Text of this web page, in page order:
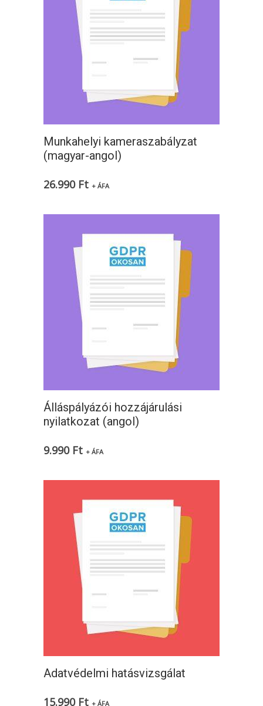
Munkahelyi kameraszabályzat
(magyar-angol)
26.990 Ft + ÁFA
Álláspályázói hozzájárulási
nyilatkozat (angol)
9.990 Ft + ÁFA
Adatvédelmi hatásvizsgálat
15.990 Ft + ÁFA